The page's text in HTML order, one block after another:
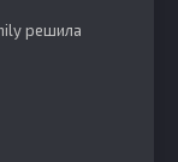
решила